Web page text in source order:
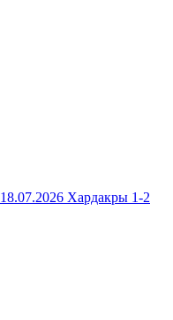
18.07.2026 Хардакры 1-2